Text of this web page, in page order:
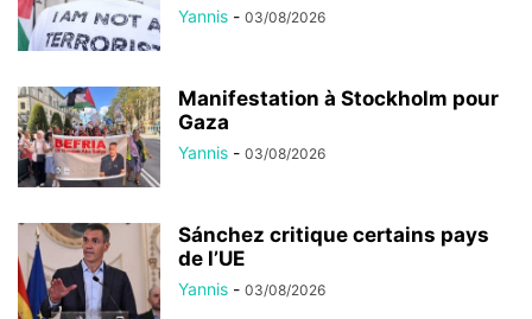
Yannis - 03/08/2026
Manifestation à Stockholm pour
Gaza
Yannis - 03/08/2026
Sánchez critique certains pays
de l’UE
Yannis - 03/08/2026